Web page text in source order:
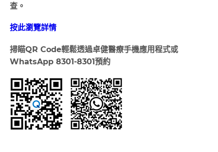
查。
按此瀏覽詳情
掃瞄QR Code輕鬆透過卓健醫療手機應用程式或
WhatsApp 8301-8301預約